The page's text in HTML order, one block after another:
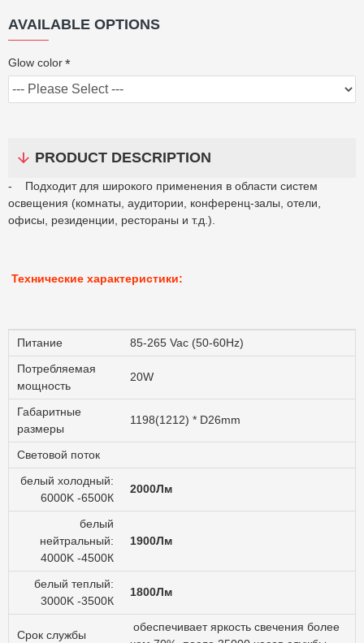
AVAILABLE OPTIONS
Glow color
PRODUCT DESCRIPTION
- Подходит для широкого применения в области систем
освещения (комнаты, аудитории, конференц-залы, отели,
офисы, резиденции, рестораны и т.д.).
Технические характеристики:
Питание
85-265 Vac (50-60Hz)
Потребляемая
мощность
20W
Габаритные
размеры
1198(1212) * D26mm
Световой поток
белый холодный:
6000K -6500К
2000Лм
белый
нейтральный:
4000K -4500К
1900Лм
белый теплый:
3000K -3500К
1800Лм
Срок службы
обеспечивает яркость свечения более